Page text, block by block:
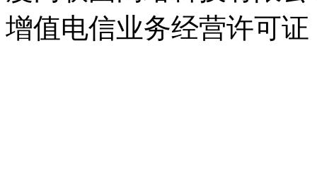
增值电信业务经营许可证